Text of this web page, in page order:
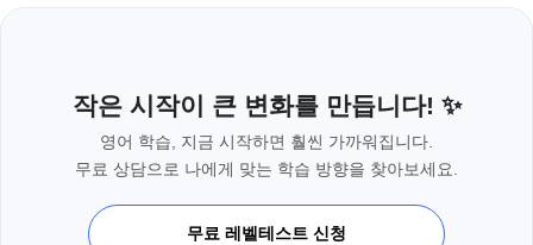
작은 시작이 큰 변화를 만듭니다! ✨
영어 학습, 지금 시작하면 훨씬 가까워집니다.
무료 상담으로 나에게 맞는 학습 방향을 찾아보세요.
무료 레벨테스트 신청